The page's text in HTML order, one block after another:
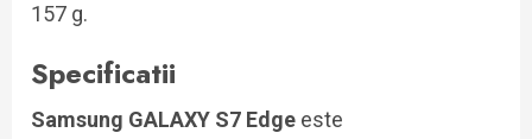
157 g.
Specificatii
Samsung GALAXY S7 Edge este